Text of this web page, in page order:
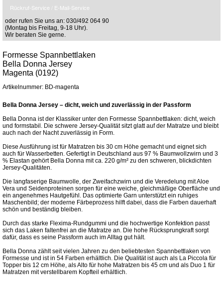
Rückruf-Service / E-Mail-Service
oder rufen Sie uns an: 030/492 064 90
(Montag bis Freitag, 9-18 Uhr).
Wir beraten Sie gerne.
Formesse Spannbettlaken
Bella Donna Jersey
Magenta (0192)
Artikelnummer: BD-magenta
Bella Donna Jersey – dicht, weich und zuverlässig in der Passform
Bella Donna ist der Klassiker unter den Formesse Spannbettlaken: dicht, weich
und formstabil. Die schwere Jersey-Qualität sitzt glatt auf der Matratze und bleibt
auch nach der Nacht zuverlässig in Form.
Diese Ausführung ist für Matratzen bis 30 cm Höhe gemacht und eignet sich
auch für Wasserbetten. Gefertigt in Deutschland aus 97 % Baumwollzwirn und 3
% Elastan gehört Bella Donna mit ca. 220 g/m² zu den schweren, blickdichten
Jersey-Qualitäten.
Die langfaserige Baumwolle, der Zweifachzwirn und die Veredelung mit Aloe
Vera und Seidenproteinen sorgen für eine weiche, gleichmäßige Oberfläche und
ein angenehmes Hautgefühl. Das optimierte Garn unterstützt ein ruhiges
Maschenbild; der moderne Färbeprozess hilft dabei, dass die Farben dauerhaft
schön und beständig bleiben.
Durch das starke Flexima-Rundgummi und die hochwertige Konfektion passt
sich das Laken faltenfrei an die Matratze an. Die hohe Rücksprungkraft sorgt
dafür, dass es seine Passform auch im Alltag gut hält.
Bella Donna zählt seit vielen Jahren zu den beliebtesten Spannbettlaken von
Formesse und ist in 54 Farben erhältlich. Die Qualität ist auch als La Piccola für
Topper bis 12 cm Höhe, als Alto für hohe Matratzen bis 45 cm und als Duo 1 für
Matratzen mit verstellbarem Kopfteil erhältlich.